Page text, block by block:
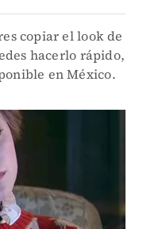
copiar el look de
hacerlo rápido,
en México.